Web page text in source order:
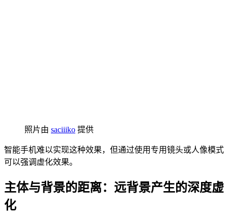
照片由 saciiiko 提供
智能手机难以实现这种效果，但通过使用专用镜头或人像模式
可以强调虚化效果。
主体与背景的距离：远背景产生的深度虚
化